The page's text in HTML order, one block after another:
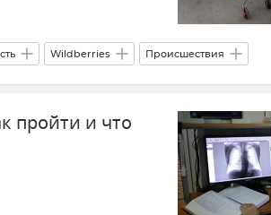
Wildberries Происшествия
пройти и что